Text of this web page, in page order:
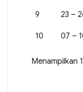
9 23 –
10 07 –
Menampilkan